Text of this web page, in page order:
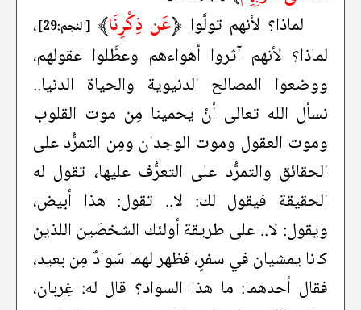
لماذا؟ لأنهم تولَّوا ﴿عَن ذِكْرِنَا﴾ [النجم:29]
،
لماذا؟ لأنهم آثروا أهواءهم وعطَّلوا عقولهم،
ووضعوا المصالح الدنيوية والحياة الدنيا..
نسأل الله تعالى أنْ يحمينا مِن موت القلوب
وموت العقول وموت الوجدان ومِن التمرُّد على
الحقائق والتمرُّد على التعرُّف عليها، تقول له
الحقيقة فيقول لك: لا.. تقول: هذا أبيض،
ويقول: لا.. على طريقة أولئك الشخصَين اللذين
كانا يمشيان في سفرٍ، فظهر لهما سَوادٌ مِن بعيد،
فقال أحدهما: ما هذا السواد؟ قال له: غِربان،